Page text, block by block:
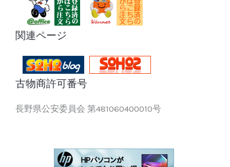
関連ページ
古物商許可番号
長野県公安委員会 第481060400010号